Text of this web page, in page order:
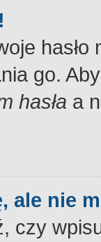
go.
hasła a
ale nie
czy